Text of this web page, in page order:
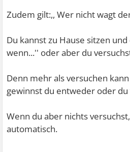
ja kein so schlecher Mensch sein.
Denn wirkliche Ar. fühlen sich
und würden sein Handeln nicht
Ich kann das jetzt natürlich nur
doch das ist trotzdem meine
Aber mal so nebenbei gefragt:
Zudem gilt:,, Wer nicht wagt
Du kannst zu Hause sitzen
wenn...'' oder aber du
Denn mehr als versuchen
gewinnst du entweder oder
Wenn du aber nichts
automatisch.